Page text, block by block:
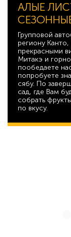
АЛЫЕ
Групповой
региону
прекрасными
Митакэ и
пообедаете
попробуете
сябу. По
сад, где Вам
собрать
по вкусу.